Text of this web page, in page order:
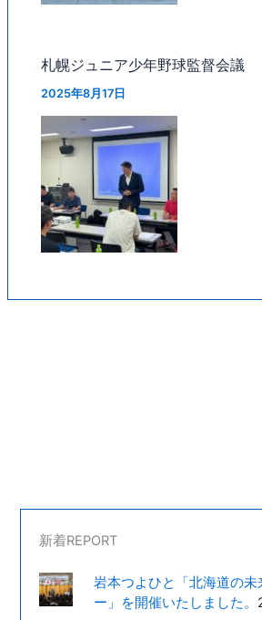
札幌ジュニア少年野球監督会議
2025年8月17日
新着REPORT
岩本つよひと「北海道の未
ー」を開催いたしました。